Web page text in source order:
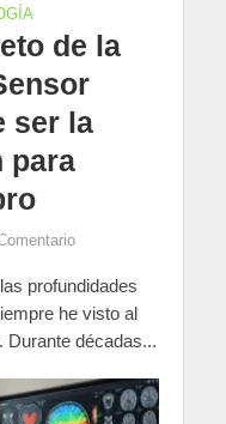
de la
ser la
para
profundidades
he visto al
Durante décadas...